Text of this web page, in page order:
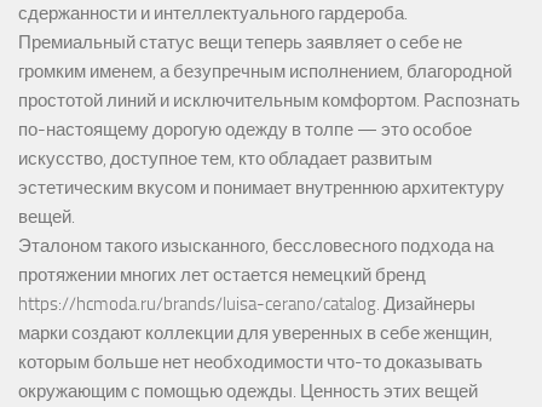
сдержанности и интеллектуального гардероба.
Премиальный статус вещи теперь заявляет о себе не
громким именем, а безупречным исполнением, благородной
простотой линий и исключительным комфортом. Распознать
по-настоящему дорогую одежду в толпе — это особое
искусство, доступное тем, кто обладает развитым
эстетическим вкусом и понимает внутреннюю архитектуру
вещей.
Эталоном такого изысканного, бессловесного подхода на
протяжении многих лет остается немецкий бренд
https://hcmoda.ru/brands/luisa-cerano/catalog. Дизайнеры
марки создают коллекции для уверенных в себе женщин,
которым больше нет необходимости что-то доказывать
окружающим с помощью одежды. Ценность этих вещей